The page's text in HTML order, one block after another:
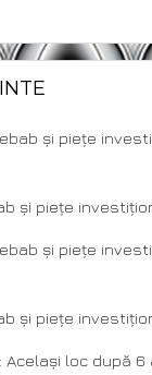
și piețe
și piețe
și piețe
și piețe
Același loc după 6